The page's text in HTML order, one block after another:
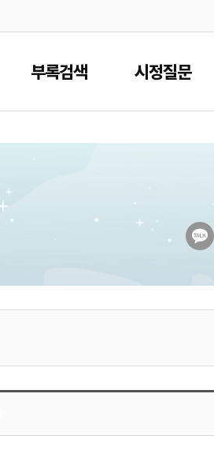
부록검색 시정질문